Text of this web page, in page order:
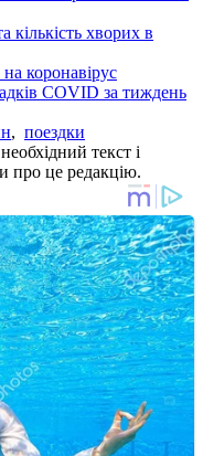
хворих в
на коронавірус
COVID за тиждень
, поездки
текст і
про це редакцію.